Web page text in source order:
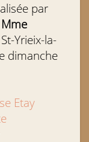
par
Yrieix-la-
dimanche
Etay